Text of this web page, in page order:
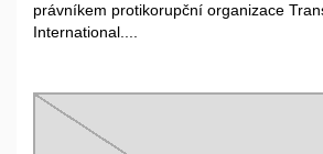
právníkem protikorupční organizace
International....